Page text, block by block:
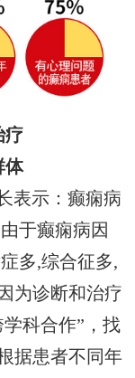
疗
体
表示：癫痫病
于癫痫病因
多,综合征多,
为诊断和治疗
科合作”，找
据患者不同年